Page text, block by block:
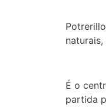
É o
partida